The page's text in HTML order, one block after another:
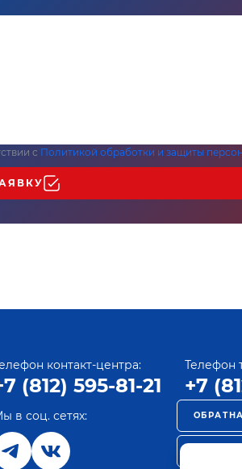
с Политикой обработки и защиты
контакт-центра:
(812) 595-81-21
Телефон
+7
в соц. сетях: